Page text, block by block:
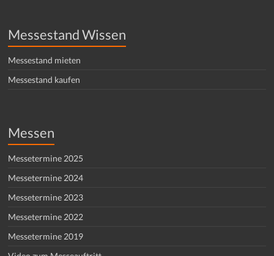
Messestand Wissen
Messestand mieten
Messestand kaufen
Messen
Messetermine 2025
Messetermine 2024
Messetermine 2023
Messetermine 2022
Messetermine 2019